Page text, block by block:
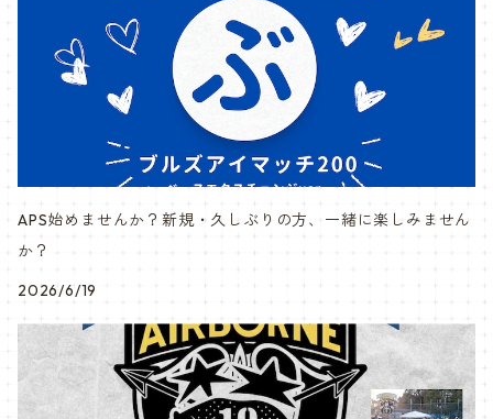
APS始めませんか？新規・久しぶりの方、一緒に楽しみません
か？
2026/6/19